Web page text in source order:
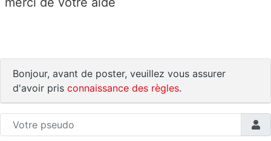
Bonjour, avant de poster, veuillez vous assurer
d'avoir pris connaissance des règles.